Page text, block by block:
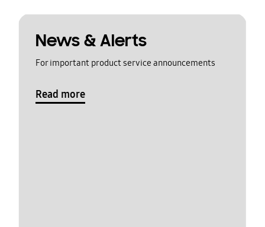
News & Alerts
For important product service announcements
Read more